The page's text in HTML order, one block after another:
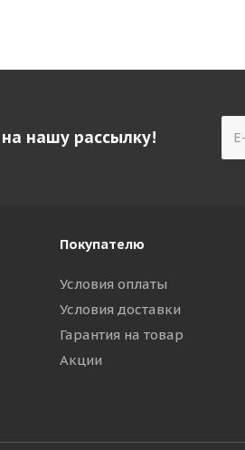
нашу рассылку!
Покупателю
Условия оплаты
Условия доставки
Гарантия на товар
Акции